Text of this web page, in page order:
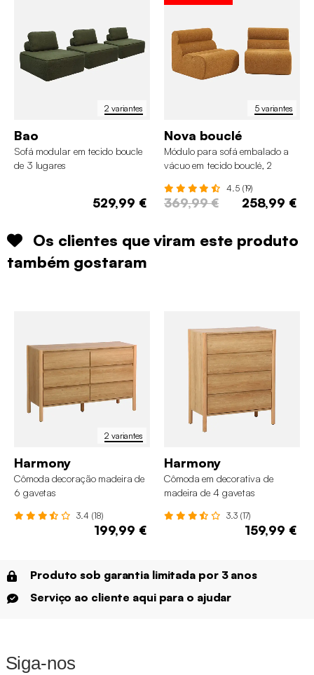
2 variantes
Bao
Sofá modular em tecido boucle
de 3 lugares
529,99 €
5 variantes
Nova bouclé
Módulo para sofá embalado a
vácuo em tecido bouclé, 2
4.5 (19)
369,99 € 258,99 €
Os clientes que viram este produto
também gostaram
2 variantes
Harmony
Cômoda decoração madeira de
6 gavetas
3.4 (18)
199,99 €
Harmony
Cômoda em decorativa de
madeira de 4 gavetas
3.3 (17)
159,99 €
Produto sob garantia limitada por 3 anos
Serviço ao cliente aqui para o ajudar
Siga-nos